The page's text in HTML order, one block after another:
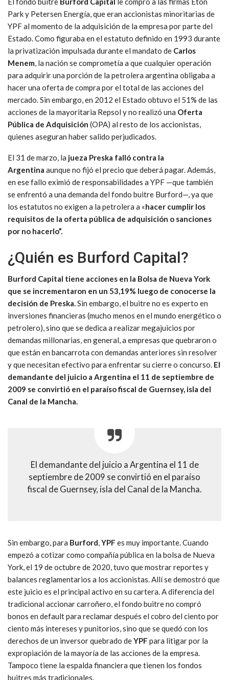
Park y Petersen Energía, que eran accionistas minoritarias de
YPF al momento de la adquisición de la empresa por parte del
Estado. Como figuraba en el estatuto definido en 1993 durante
la privatización impulsada durante el mandato de Carlos
Menem, la nación se comprometía a que cualquier operación
para adquirir una porción de la petrolera argentina obligaba a
hacer una oferta de compra por el total de las acciones del
mercado. Sin embargo, en 2012 el Estado obtuvo el 51% de las
acciones de la mayoritaria Repsol y no realizó una Oferta
Pública de Adquisición (OPA) al resto de los accionistas,
quienes aseguran haber salido perjudicados.
El 31 de marzo, la jueza Preska falló contra la
Argentina aunque no fijó el precio que deberá pagar. Además,
en ese fallo eximió de responsabilidades a YPF —que también
se enfrentó a una demanda del fondo buitre Burford—, ya que
los estatutos no exigen a la petrolera a «hacer cumplir los
requisitos de la oferta pública de adquisición o sanciones
por no hacerlo”.
¿Quién es Burford Capital?
Burford Capital tiene acciones en la Bolsa de Nueva York
que se incrementaron en un 53,19% luego de conocerse la
decisión de Preska.Sin embargo, el buitre no es experto en
inversiones financieras (mucho menos en el mundo energético o
petrolero), sino que se dedica a realizar megajuicios por
demandas millonarias, en general, a empresas que quebraron o
que están en bancarrota con demandas anteriores sin resolver
y que necesitan efectivo para enfrentar su cierre o concurso. El
demandante del juicio a Argentina el 11 de septiembre de
2009 se convirtió en el paraíso fiscal de Guernsey, isla del
Canal de la Mancha.
El demandante del juicio a Argentina el 11 de
septiembre de 2009 se convirtió en el paraíso
fiscal de Guernsey, isla del Canal de la Mancha.
Sin embargo, para Burford,YPF es muy importante. Cuando
empezó a cotizar como compañía pública en la bolsa de Nueva
York, el 19 de octubre de 2020, tuvo que mostrar reportes y
balances reglamentarios a los accionistas. Allí se demostró que
este juicio es el principal activo en su cartera. A diferencia del
tradicional accionar carroñero, el fondo buitre no compró
bonos en default para reclamar después el cobro del ciento por
ciento más intereses y punitorios, sino que se quedó con los
derechos de un inversor quebrado deYPF para litigar por la
expropiación de la mayoría de las acciones de la empresa.
Tampoco tiene la espalda financiera que tienen los fondos
buitres más tradicionales.